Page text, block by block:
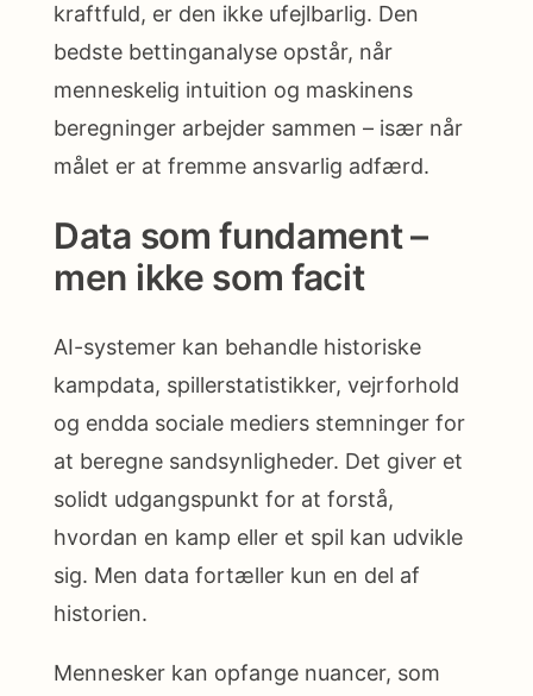
kraftfuld, er den ikke ufejlbarlig. Den
bedste bettinganalyse opstår, når
menneskelig intuition og maskinens
beregninger arbejder sammen – især når
målet er at fremme ansvarlig adfærd.
Data som fundament –
men ikke som facit
AI-systemer kan behandle historiske
kampdata, spillerstatistikker, vejrforhold
og endda sociale mediers stemninger for
at beregne sandsynligheder. Det giver et
solidt udgangspunkt for at forstå,
hvordan en kamp eller et spil kan udvikle
sig. Men data fortæller kun en del af
historien.
Mennesker kan opfange nuancer, som